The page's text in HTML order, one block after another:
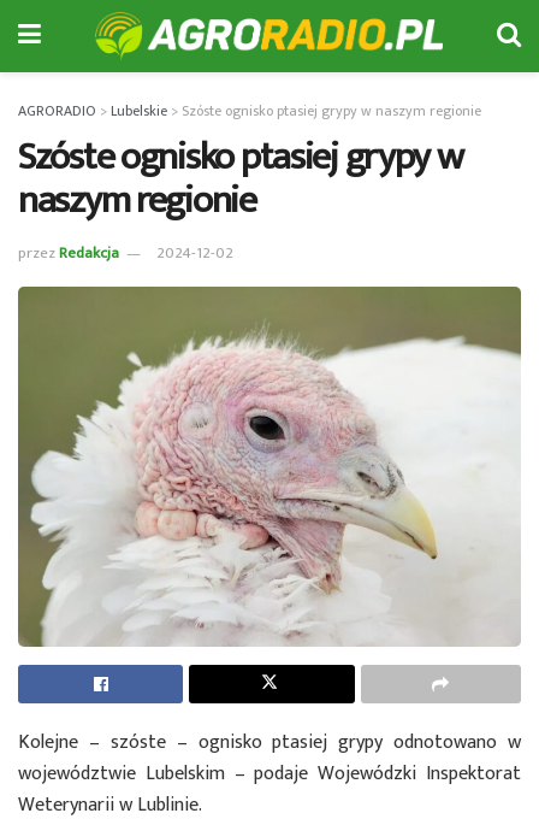
AGRORADIO >Lubelskie > Szóste ognisko ptasiej grypy w naszym regionie
Szóste ognisko ptasiej grypy w
naszym regionie
przezRedakcja 2024-12-02
Kolejne – szóste – ognisko ptasiej grypy odnotowano w
województwie Lubelskim – podaje Wojewódzki Inspektorat
Weterynarii w Lublinie.